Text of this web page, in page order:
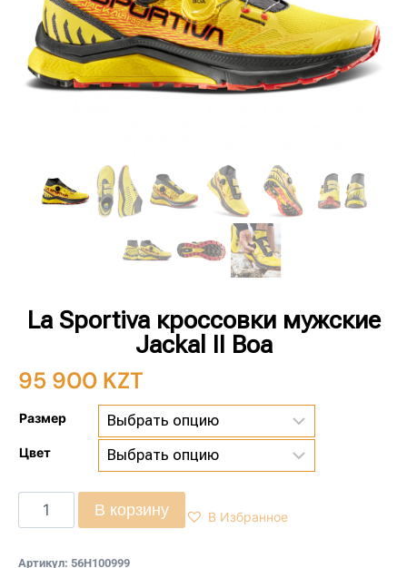
La Sportiva кроссовки мужские
Jackal II Boa
95 900 KZT
Размер
Цвет
В корзину В Избранное
Артикул: 56H100999